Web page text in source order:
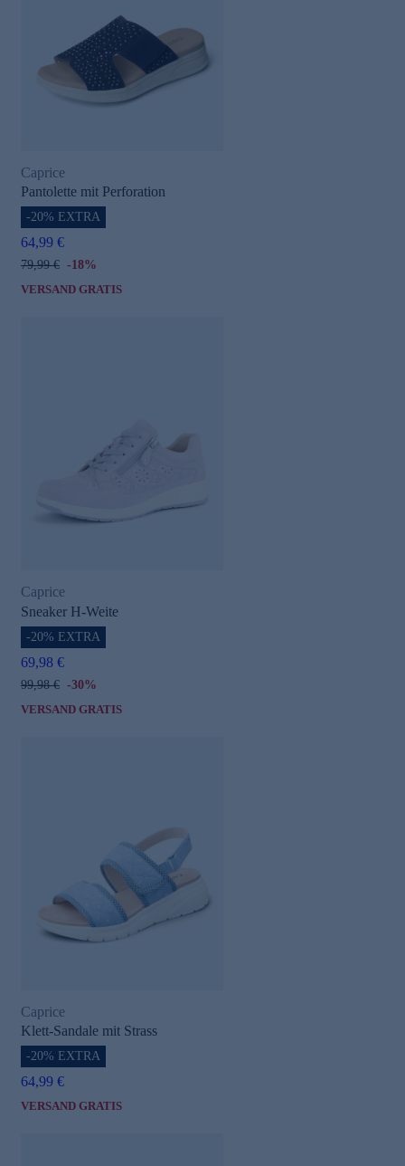
Caprice
Pantolette mit Perforation
-20% EXTRA
64,99 €
79,99 € -18%
VERSAND GRATIS
Caprice
Sneaker H-Weite
-20% EXTRA
69,98 €
99,98 € -30%
VERSAND GRATIS
Caprice
Klett-Sandale mit Strass
-20% EXTRA
64,99 €
VERSAND GRATIS